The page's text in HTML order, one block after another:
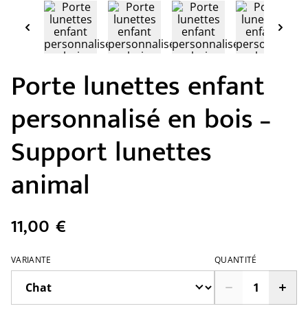
Porte lunettes enfant
personnalisé en bois –
Support lunettes
animal
11,00 €
VARIANTE QUANTITÉ